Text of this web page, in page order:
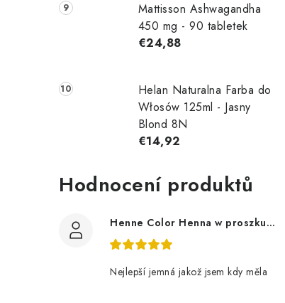
Mattisson Ashwagandha
450 mg - 90 tabletek
€24,88
Helan Naturalna Farba do
Włosów 125ml - Jasny
Blond 8N
€14,92
Hodnocení produktů
Henne Color Henna w proszku kolor: brązowy 100g
Nejlepší jemná jakož jsem kdy měla